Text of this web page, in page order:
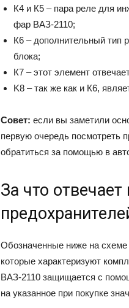
К4 и К5 – пара реле для
фар ВАЗ-2110;
К6 – дополнительный тип
блока;
К7 – этот элемент
K8 – так же как и К6,
Совет: если вы заметили
первую очередь посмотреть
обратиться за помощью в
За что
Обозначенные ниже на
которые характеризуют
ВАЗ-2110 защищается с
на указанное при покупке